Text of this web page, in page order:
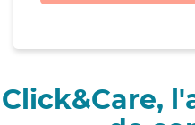
Click&Care,